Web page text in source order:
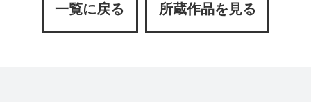
一覧に戻る 所蔵作品を見る